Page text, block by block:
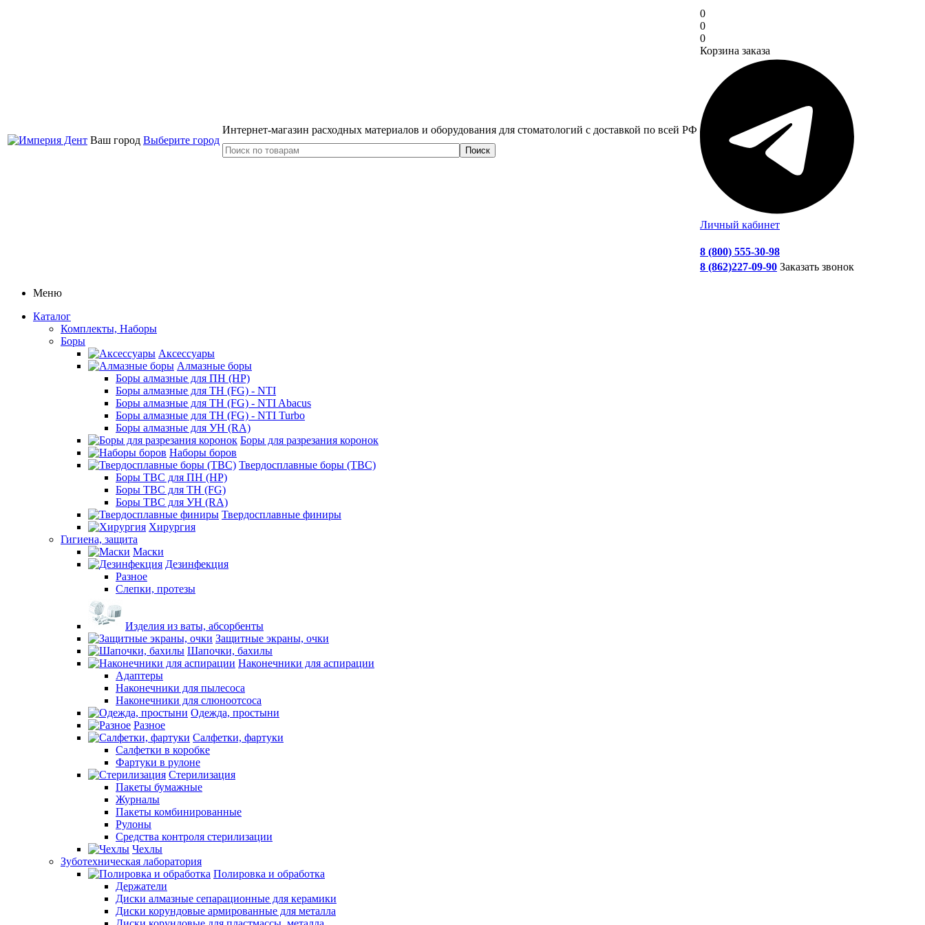
Ваш город Выберите город
Интернет-магазин расходных материалов и оборудования для стоматологий с доставкой по всей РФ
0
0
0
Корзина заказа
Личный кабинет
8 (800) 555-30-98
8 (862)227-09-90 Заказать звонок
Меню
Каталог
Комплекты, Наборы
Боры
Аксессуары
Алмазные боры
Боры алмазные для ПН (HP)
Боры алмазные для ТН (FG) - NTI
Боры алмазные для ТН (FG) - NTI Abacus
Боры алмазные для ТН (FG) - NTI Turbo
Боры алмазные для УН (RA)
Боры для разрезания коронок
Наборы боров
Твердосплавные боры (ТВС)
Боры ТВС для ПН (HP)
Боры ТВС для ТН (FG)
Боры ТВС для УН (RA)
Твердосплавные финиры
Хирургия
Гигиена, защита
Маски
Дезинфекция
Разное
Слепки, протезы
Изделия из ваты, абсорбенты
Защитные экраны, очки
Шапочки, бахилы
Наконечники для аспирации
Адаптеры
Наконечники для пылесоса
Наконечники для слюноотсоса
Одежда, простыни
Разное
Салфетки, фартуки
Салфетки в коробке
Фартуки в рулоне
Стерилизация
Пакеты бумажные
Журналы
Пакеты комбинированные
Рулоны
Средства контроля стерилизации
Чехлы
Зуботехническая лаборатория
Полировка и обработка
Держатели
Диски алмазные сепарационные для керамики
Диски корундовые армированные для металла